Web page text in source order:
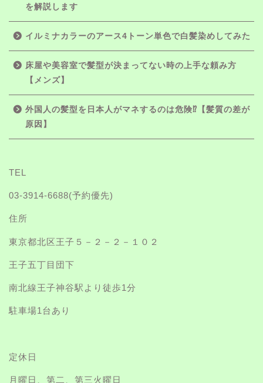
を解説します
イルミナカラーのアース4トーン単色で白髪染めしてみた
床屋や美容室で髪型が決まってない時の上手な頼み方
【メンズ】
外国人の髪型を日本人がマネするのは危険⁉【髪質の差が
原因】
TEL
03-3914-6688(予約優先)
住所
東京都北区王子５－２－２－１０２
王子五丁目団下
南北線王子神谷駅より徒歩1分
駐車場1台あり
定休日
月曜日、第二、第三火曜日